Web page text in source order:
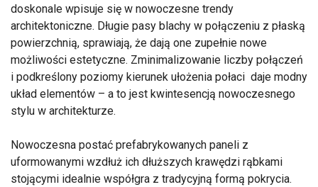
doskonale wpisuje się w nowoczesne trendy
architektoniczne. Długie pasy blachy w połączeniu z płaską
powierzchnią, sprawiają, że dają one zupełnie nowe
możliwości estetyczne. Zminimalizowanie liczby połączeń
i podkreślony poziomy kierunek ułożenia połaci daje modny
układ elementów – a to jest kwintesencją nowoczesnego
stylu w architekturze.
Nowoczesna postać prefabrykowanych paneli z
uformowanymi wzdłuż ich dłuższych krawędzi rąbkami
stojącymi idealnie współgra z tradycyjną formą pokrycia.